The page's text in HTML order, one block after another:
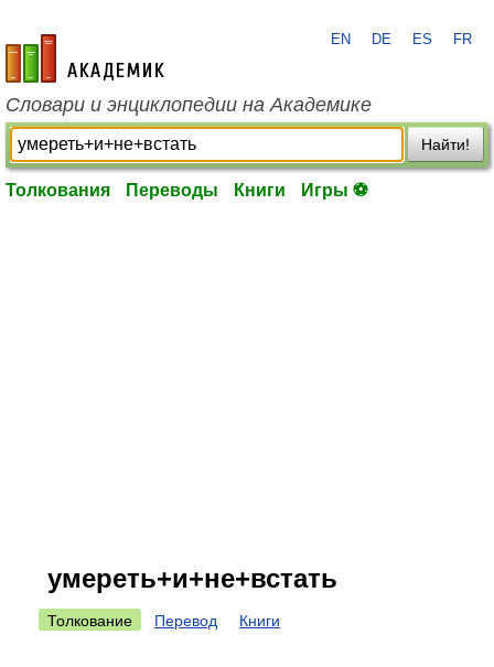
academic.ru
EN DE ES FR
Словари и энциклопедии на Академике
Найти!
Толкования Переводы Книги Игры ⚽
умереть+и+не+встать
Толкование Перевод Книги